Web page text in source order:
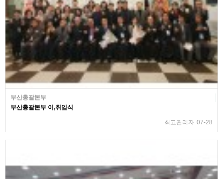
부산총괄본부
부산총괄본부 이,취임식
최고관리자 07-28